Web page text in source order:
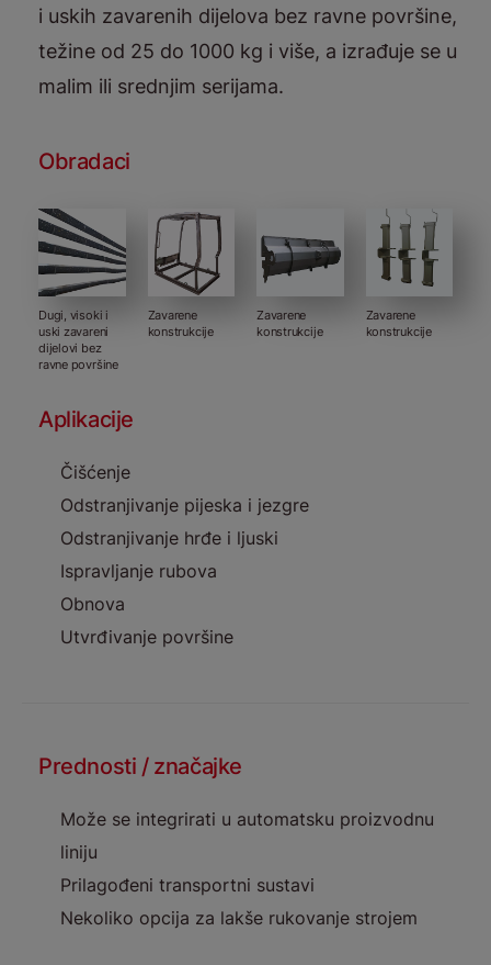
i uskih zavarenih dijelova bez ravne površine,
težine od 25 do 1000 kg i više, a izrađuje se u
malim ili srednjim serijama.
Obradaci
Dugi, visoki i
uski zavareni
dijelovi bez
ravne površine
Zavarene
konstrukcije
Zavarene
konstrukcije
Zavarene
konstrukcije
Aplikacije
Čišćenje
Odstranjivanje pijeska i jezgre
Odstranjivanje hrđe i ljuski
Ispravljanje rubova
Obnova
Utvrđivanje površine
Prednosti / značajke
Može se integrirati u automatsku proizvodnu
liniju
Prilagođeni transportni sustavi
Nekoliko opcija za lakše rukovanje strojem